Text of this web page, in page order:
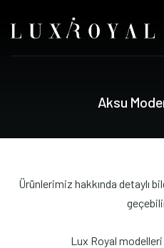
Aksu Mode
Ürünlerimiz hakkında detaylı
Lux Royal modelleri